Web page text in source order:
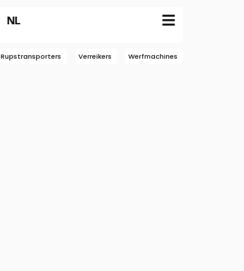
NL
FR
Rupstransporters Verreikers Werfmachines